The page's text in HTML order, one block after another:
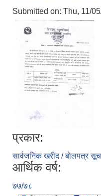
Submitted on: Thu, 11/
प्रकार:
सार्वजनिक खरीद / बोलपत्र
आर्थिक वर्ष:
७७/७८